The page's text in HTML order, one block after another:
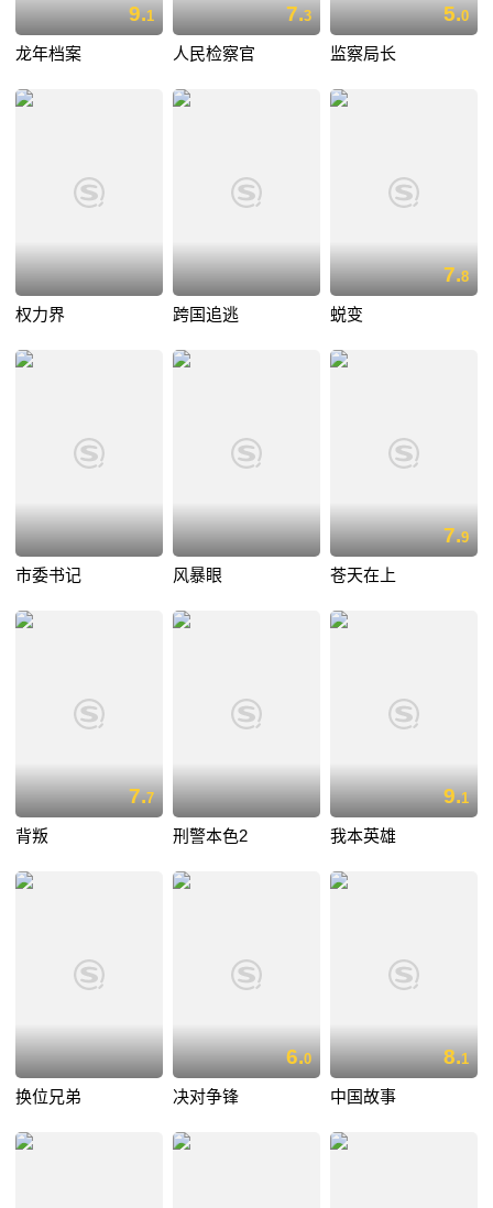
9.1
龙年档案
7.3
人民检察官
5.0
监察局长
权力界 跨国追逃
7.8
蜕变
市委书记 风暴眼
7.9
苍天在上
7.7
背叛 刑警本色2
9.1
我本英雄
换位兄弟
6.0
决对争锋
8.1
中国故事